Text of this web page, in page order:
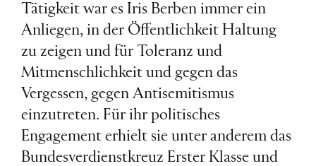
Tätigkeit war es Iris Berben immer ein
Anliegen, in der Öffentlichkeit Haltung
zu zeigen und für Toleranz und
Mitmenschlichkeit und gegen das
Vergessen, gegen Antisemitismus
einzutreten. Für ihr politisches
Engagement erhielt sie unter anderem das
Bundesverdienstkreuz Erster Klasse und